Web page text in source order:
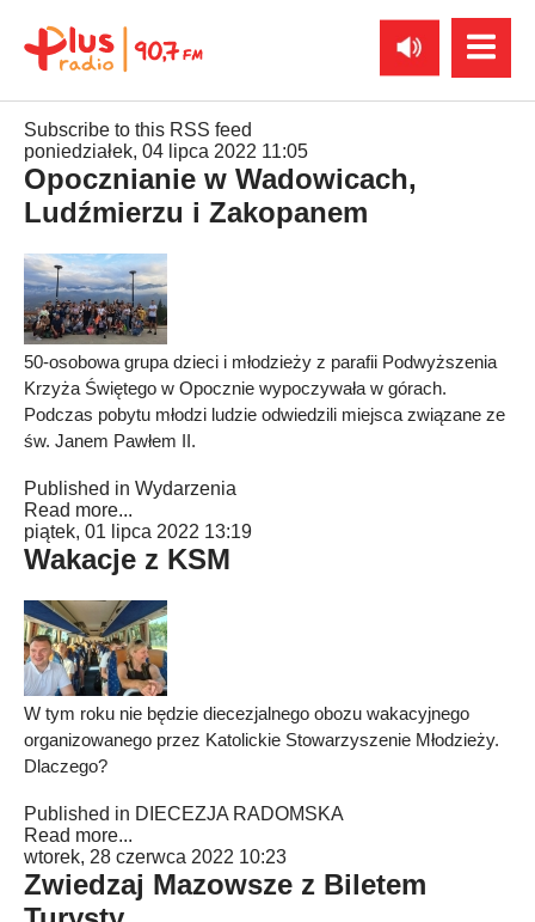
Subscribe to this RSS feed
poniedziałek, 04 lipca 2022 11:05
Opocznianie w Wadowicach,
Ludźmierzu i Zakopanem
50-osobowa grupa dzieci i młodzieży z parafii Podwyższenia
Krzyża Świętego w Opocznie wypoczywała w górach.
Podczas pobytu młodzi ludzie odwiedzili miejsca związane ze
św. Janem Pawłem II.
Published in Wydarzenia
Read more...
piątek, 01 lipca 2022 13:19
Wakacje z KSM
W tym roku nie będzie diecezjalnego obozu wakacyjnego
organizowanego przez Katolickie Stowarzyszenie Młodzieży.
Dlaczego?
Published in DIECEZJA RADOMSKA
Read more...
wtorek, 28 czerwca 2022 10:23
Zwiedzaj Mazowsze z Biletem